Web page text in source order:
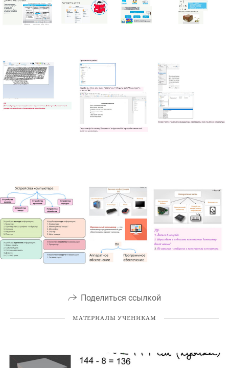
Поделиться ссылкой
МАТЕРИАЛЫ УЧЕНИКАМ